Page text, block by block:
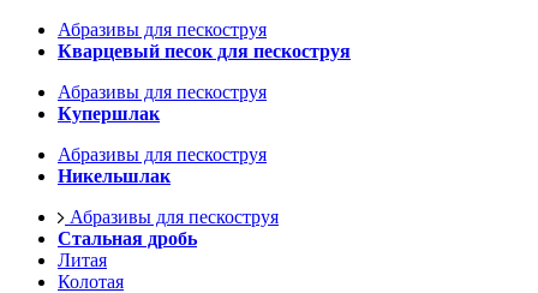
Абразивы для пескоструя
Кварцевый песок для пескоструя
Абразивы для пескоструя
Купершлак
Абразивы для пескоструя
Никельшлак
Абразивы для пескоструя
Стальная дробь
Литая
Колотая